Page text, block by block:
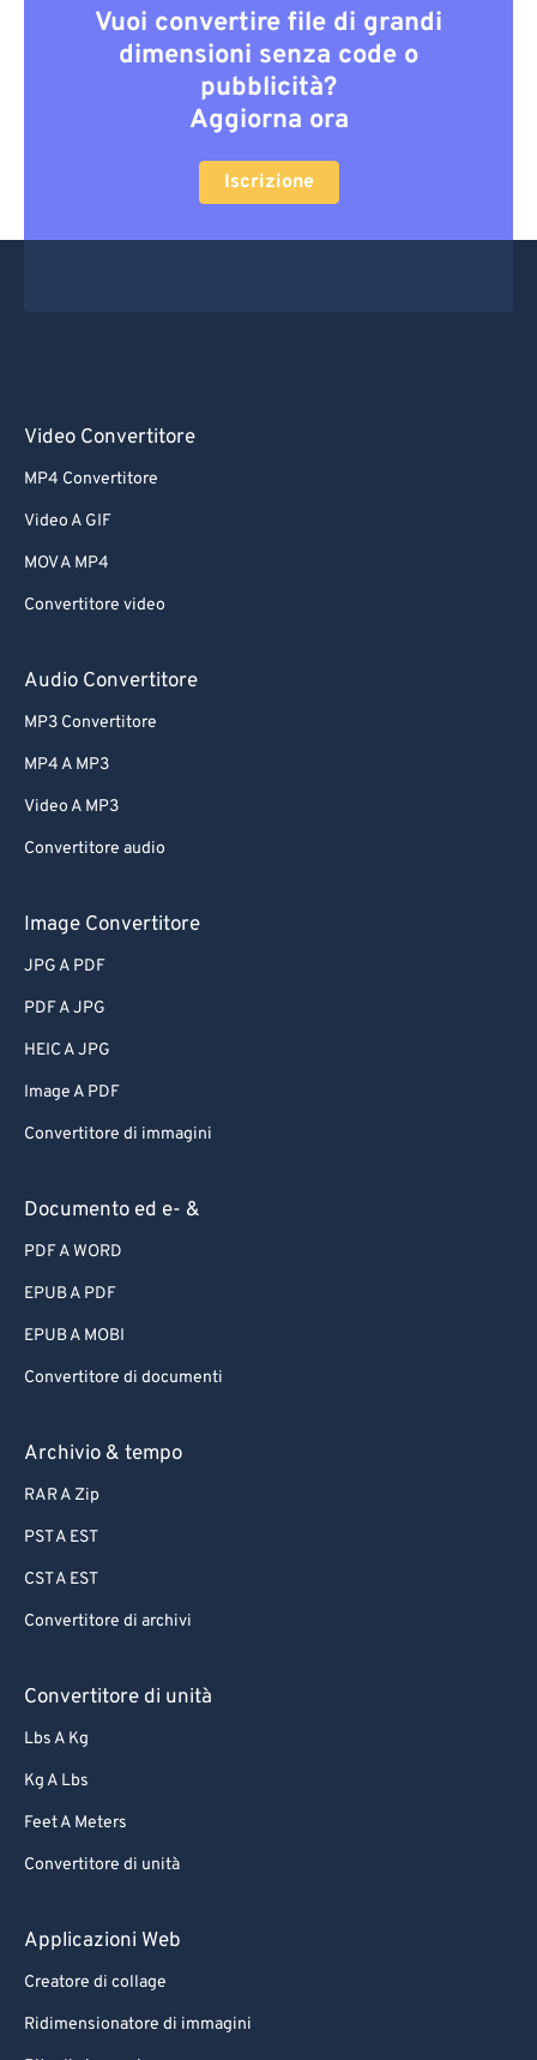
Vuoi convertire file di grandi
dimensioni senza code o
pubblicità?
Aggiorna ora
Iscrizione
Video Convertitore
MP4 Convertitore
Video A GIF
MOV A MP4
Convertitore video
Audio Convertitore
MP3 Convertitore
MP4 A MP3
Video A MP3
Convertitore audio
Image Convertitore
JPG A PDF
PDF A JPG
HEIC A JPG
Image A PDF
Convertitore di immagini
Documento ed e- &
PDF A WORD
EPUB A PDF
EPUB A MOBI
Convertitore di documenti
Archivio & tempo
RAR A Zip
PST A EST
CST A EST
Convertitore di archivi
Convertitore di unità
Lbs A Kg
Kg A Lbs
Feet A Meters
Convertitore di unità
Applicazioni Web
Creatore di collage
Ridimensionatore di immagini